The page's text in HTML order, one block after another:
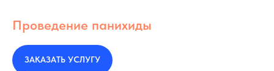
Проведение панихиды
ЗАКАЗАТЬ УСЛУГУ